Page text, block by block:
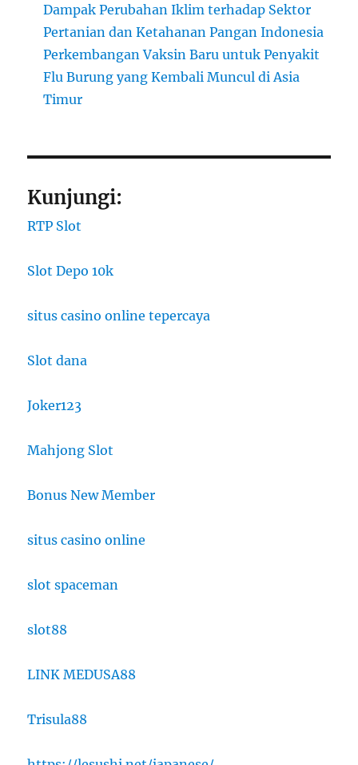
Dampak Perubahan Iklim terhadap Sektor
Pertanian dan Ketahanan Pangan Indonesia
Perkembangan Vaksin Baru untuk Penyakit
Flu Burung yang Kembali Muncul di Asia
Timur
Kunjungi:
RTP Slot
Slot Depo 10k
situs casino online tepercaya
Slot dana
Joker123
Mahjong Slot
Bonus New Member
situs casino online
slot spaceman
slot88
LINK MEDUSA88
Trisula88